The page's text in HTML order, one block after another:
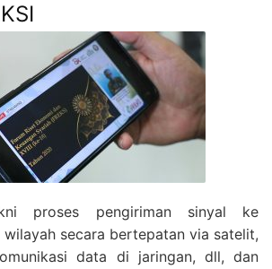
proses pengiriman sinyal ke
wilayah secara bertepatan via satelit,
data di jaringan, dll, dan